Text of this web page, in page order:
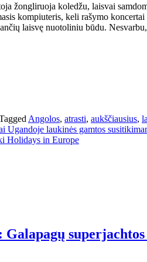
žongliruoja koledžu, laisvai
kompiuteris, keli rašymo
laisvę nuotoliniu būdu.
Angolos, atrasti, aukščiausius,
Ugandoje laukinės gamtos
Holidays in Europe
Galapagų